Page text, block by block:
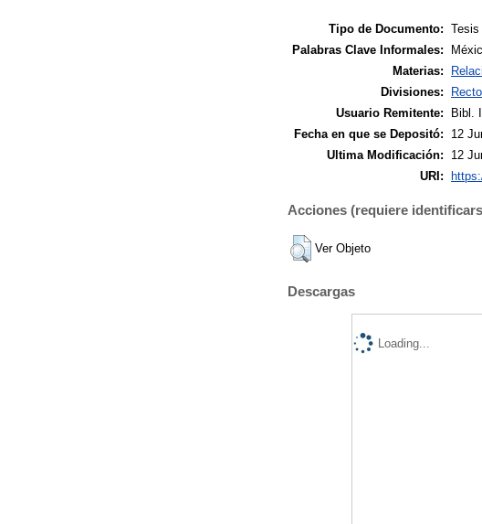
Tipo de Documento: Tesis
Palabras Clave Informales:
Materias:
Divisiones:
Usuario Remitente:
Bibl.
Fecha en que se Depositó:
12
Ultima Modificación:
12
URI:
Acciones (requiere
Ver Objeto
Descargas
Loading...